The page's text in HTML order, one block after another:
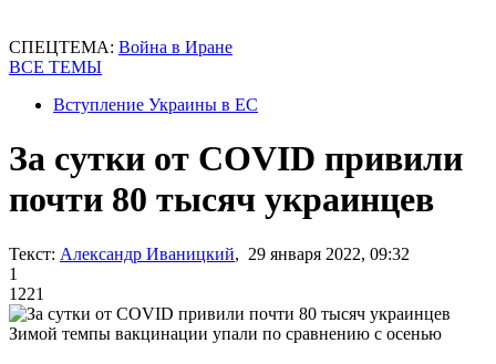
СПЕЦТЕМА: Война в Иране
ВСЕ ТЕМЫ
Вступление Украины в ЕС
За сутки от COVID привили
почти 80 тысяч украинцев
Текст: Александр Иваницкий, 29 января 2022, 09:32
1
1221
Зимой темпы вакцинации упали по сравнению с осенью